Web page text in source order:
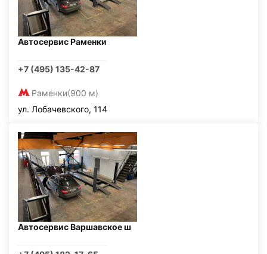
Автосервис Раменки
+7 (495) 135-42-87
Раменки(900 м)
ул. Лобачевского, 114
Автосервис Варшавское ш